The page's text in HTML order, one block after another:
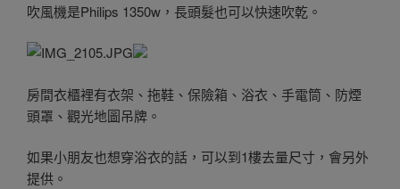
吹風機是Philips 1350w，長頭髮也可以快速吹乾。
房間衣櫃裡有衣架、拖鞋、保險箱、浴衣、手電筒、防煙
頭罩、觀光地圖吊牌。
如果小朋友也想穿浴衣的話，可以到1樓去量尺寸，會另外
提供。